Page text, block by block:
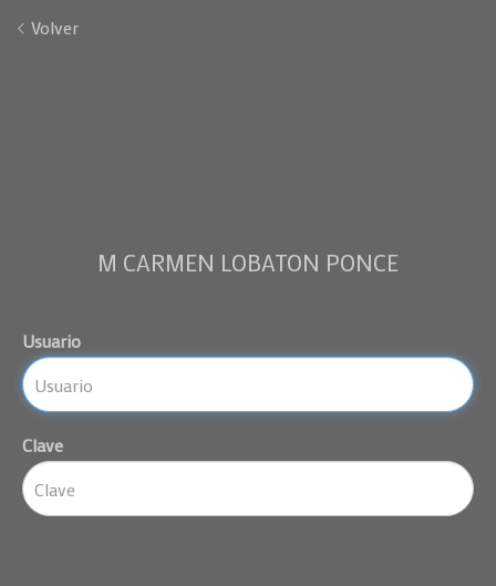
Volver
M CARMEN LOBATON PONCE
Usuario
Clave